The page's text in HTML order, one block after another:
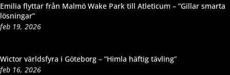
Emilia flyttar från Malmö Wake Park till Atleticum – ”Gillar smarta
lösningar”
feb 19, 2026
Wictor världsfyra i Göteborg – ”Himla häftig tävling”
feb 16, 2026